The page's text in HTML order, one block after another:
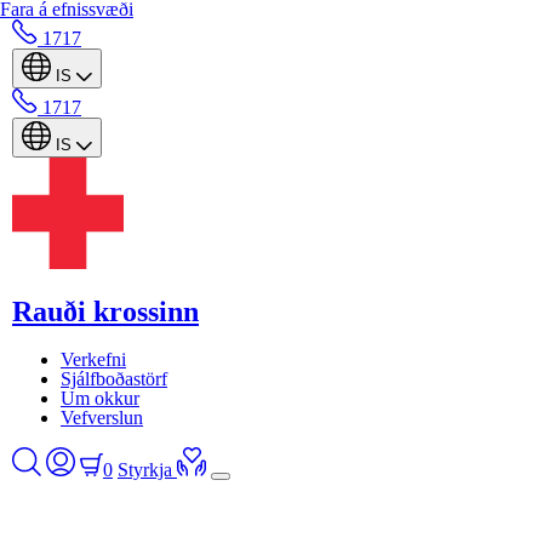
Fara á efnissvæði
1717
IS
1717
IS
Rauði krossinn
Verkefni
Sjálfboðastörf
Um okkur
Vefverslun
0 Styrkja